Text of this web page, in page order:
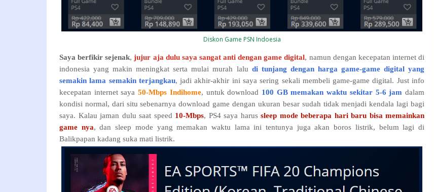
Diskon Game PSN Indoesia
Saya berfikir sejenak,jujur aja dulu saya sangat anti dengan game digital, namun dengan kecepatan internet di
indonesia yang makin meningkat serta mulai murah lalu di tunjang dengan harga game-game digital yang
semakin lama semakin terjangkau, jadi akhir-akhir ini saya sering sekali membeli game-game digital. Just info
kecepatan internet saya50-Mbps Indihome, untuk download 100 GB memakan waktu sekitar 5-6 jam dalam
kondisi normal, dari situ sebenarnya download game dengan ukuran besar sudah tidak menjadi kendala lagi bagi
saya. Kalau jaman dulu saat speed 10-Mbps, PS4 saya harus sleep mode beberapa hari baru bisa memainkan
game nya, dan sleep mode yang memakan waktu lama ini tentunya juga akan boros listrik, belum lagi di
Balikpapan kadang suka mati listrik.